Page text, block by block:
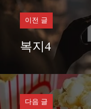
이전 글
복지4
다음 글